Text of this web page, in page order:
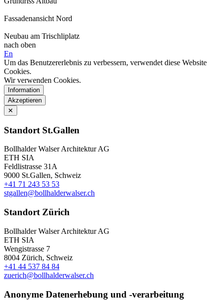
Fassadenansicht Nord
Neubau am Trischliplatz
nach oben
En
Um das Benutzererlebnis zu verbessern, verwendet diese Website
Cookies.
Wir verwenden Cookies.
Information
Akzeptieren
✕
Standort St.Gallen
Bollhalder Walser Architektur AG
ETH SIA
Feldlistrasse 31A
9000 St.Gallen, Schweiz
+41 71 243 53 53
stgallen@bollhalderwalser.ch
Standort Zürich
Bollhalder Walser Architektur AG
ETH SIA
Wengistrasse 7
8004 Zürich, Schweiz
+41 44 537 84 84
zuerich@bollhalderwalser.ch
Anonyme Datenerhebung und -verarbeitung